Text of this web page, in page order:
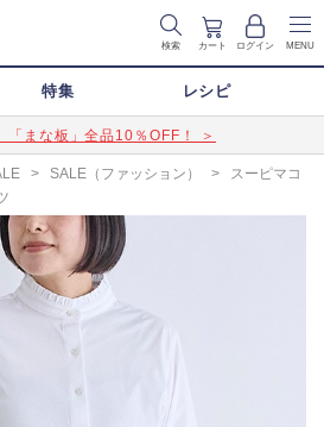
検索 カート ログイン MENU
特集 レシピ
「まな板」全品10％OFF！ ＞
> SALE（ファッション） >
スーピマコ